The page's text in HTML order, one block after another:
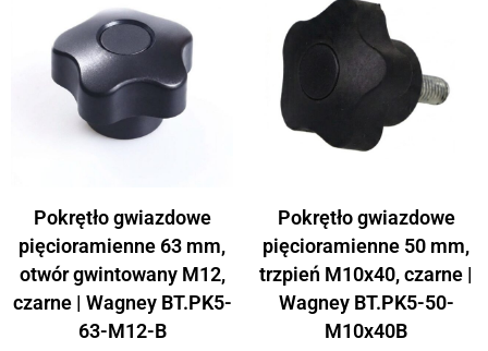
Pokrętło gwiazdowe
pięcioramienne 63 mm,
otwór gwintowany M12,
czarne | Wagney BT.PK5-
63-M12-B
Pokrętło gwiazdowe
pięcioramienne 50 mm,
trzpień M10x40, czarne |
Wagney BT.PK5-50-
M10x40B